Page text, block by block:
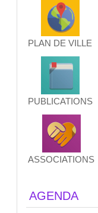
PLAN DE VILLE
PUBLICATIONS
ASSOCIATIONS
AGENDA